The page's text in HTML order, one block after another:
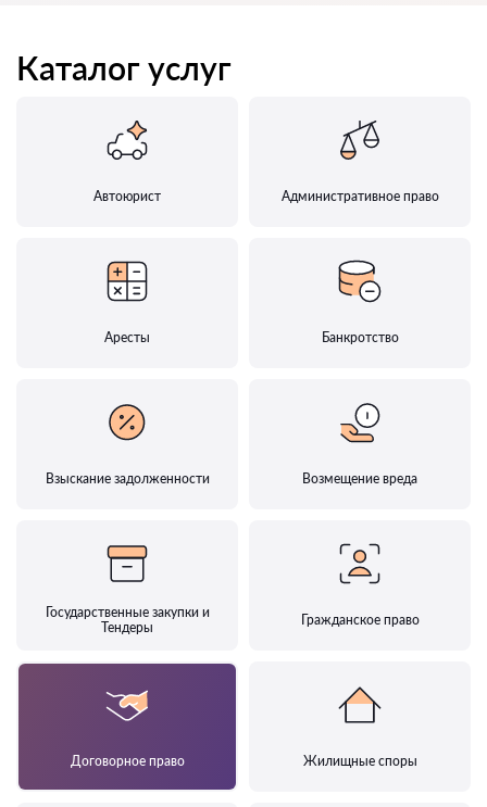
Каталог услуг
Автоюрист Административное право
Аресты Банкротство
Взыскание задолженности Возмещение вреда
Государственные закупки и
Тендеры
Гражданское право
Договорное право Жилищные споры